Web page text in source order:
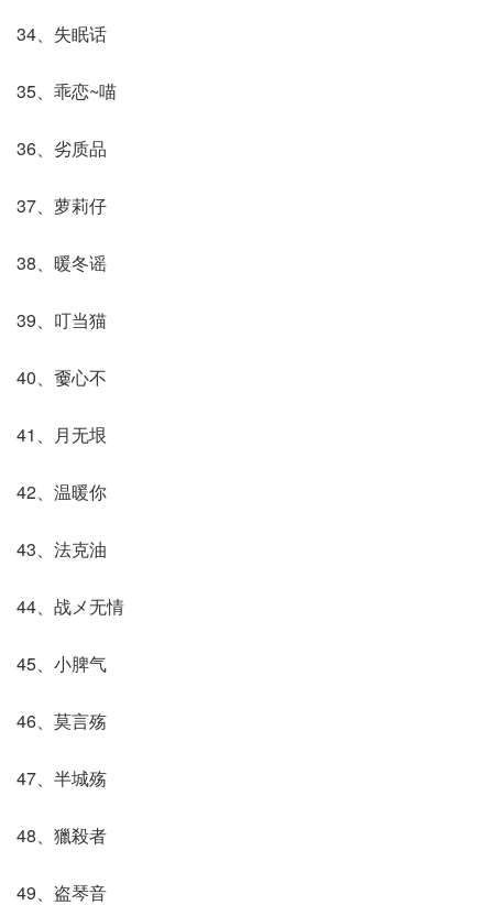
34、失眠话
35、乖恋~喵
36、劣质品
37、萝莉仔
38、暖冬谣
39、叮当猫
40、嫑心不
41、月无垠
42、温暖你
43、法克油
44、战メ无情
45、小脾气
46、莫言殇
47、半城殇
48、獵殺者
49、盗琴音